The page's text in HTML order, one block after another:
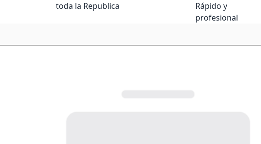
toda la Republica
Rápido y
profesional